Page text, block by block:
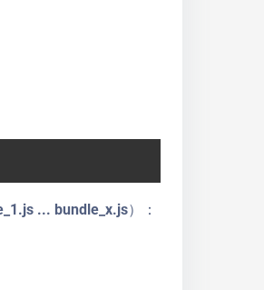
... bundle_x.js）：